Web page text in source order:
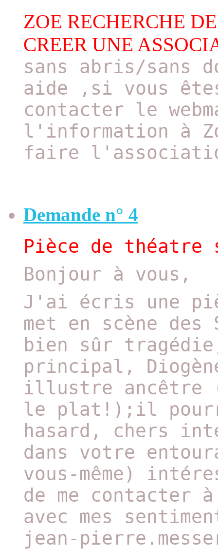
ZOE RECHERCHE
CREER UNE
sans abris/sans
aide ,si vous
contacter le
l'information à
faire
Demande n° 4
Pièce de théatre
Bonjour à vous,
J'ai écris une
met en scène des
bien sûr
principal,
illustre ancêtre
le plat!);il
hasard, chers
dans votre
vous-même)
de me contacter
avec mes
jean-